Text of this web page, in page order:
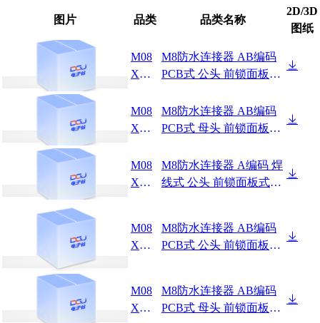
图片 品类 品类名称
2D/3D
图纸
M08
XXX
42
M8防水连接器 AB编码
PCB式 公头 前锁面板弯
M08
XXX
30
M8防水连接器 AB编码
PCB式 母头 前锁面板弯
M08
XXX
M8防水连接器 A编码 焊
线式 公头 前锁面板式M
M08
XXX
M8防水连接器 AB编码
PCB式 公头 前锁面板式
M08
XXX
M8防水连接器 AB编码
PCB式 母头 前锁面板式